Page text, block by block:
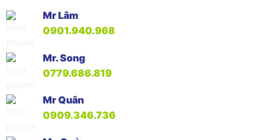
Mr Lâm
0901.940.968
Mr. Song
0779.686.819
Mr Quân
0909.346.736